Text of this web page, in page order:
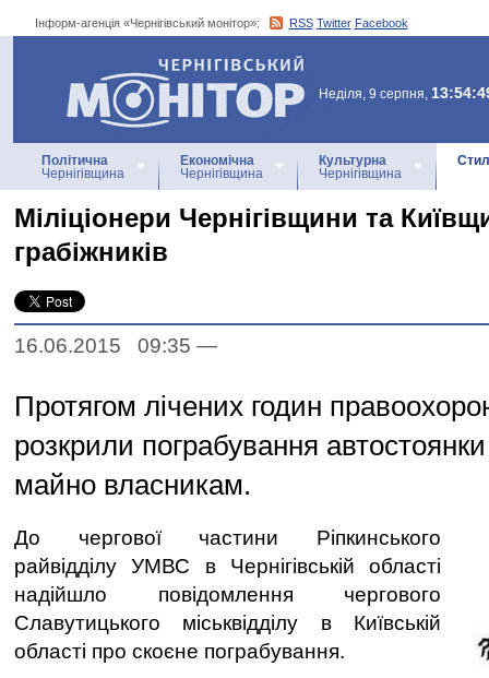
Інформ-агенція «Чернігівський монітор»: RSS Twitter Facebook
Інформ-агенція
«Чернігівський монітор»
Неділя, 9 серпня,
Політична
Чернігівщина
Економічна
Чернігівщина
Культурна
Чернігівщина
Міліціонери Чернігівщини та
грабіжників
16.06.2015 09:35 —
Протягом лічених годин
розкрили пограбування
майно власникам.
До чергової частини Ріпкинського
райвідділу УМВС в Чернігівській області
надійшло повідомлення чергового
Славутицького міськвідділу в Київській
області про скоєне пограбування.